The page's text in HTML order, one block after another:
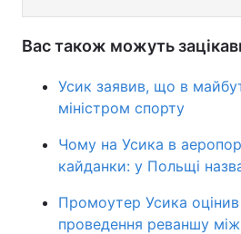
Вас також можуть
Усик заявив, що в
міністром спорту
Чому на Усика в
кайданки: у Польщі
Промоутер Усика
проведення реваншу між